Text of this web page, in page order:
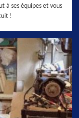
à ses équipes et vous
!